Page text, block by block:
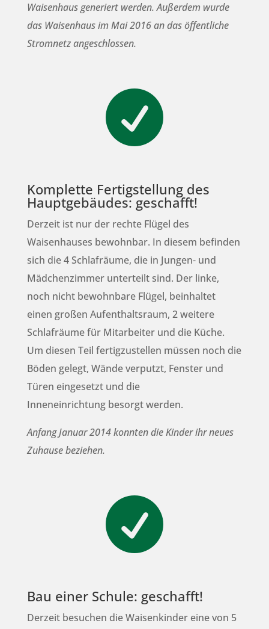
Waisenhaus generiert werden. Außerdem wurde
das Waisenhaus im Mai 2016 an das öffentliche
Stromnetz angeschlossen.

Komplette Fertigstellung des
Hauptgebäudes: geschafft!
Derzeit ist nur der rechte Flügel des
Waisenhauses bewohnbar. In diesem befinden
sich die 4 Schlafräume, die in Jungen- und
Mädchenzimmer unterteilt sind. Der linke,
noch nicht bewohnbare Flügel, beinhaltet
einen großen Aufenthaltsraum, 2 weitere
Schlafräume für Mitarbeiter und die Küche.
Um diesen Teil fertigzustellen müssen noch die
Böden gelegt, Wände verputzt, Fenster und
Türen eingesetzt und die
Inneneinrichtung besorgt werden.
Anfang Januar 2014 konnten die Kinder ihr neues
Zuhause beziehen.

Bau einer Schule: geschafft!
Derzeit besuchen die Waisenkinder eine von 5